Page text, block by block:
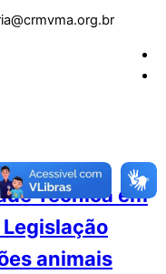
Técnica em
animais